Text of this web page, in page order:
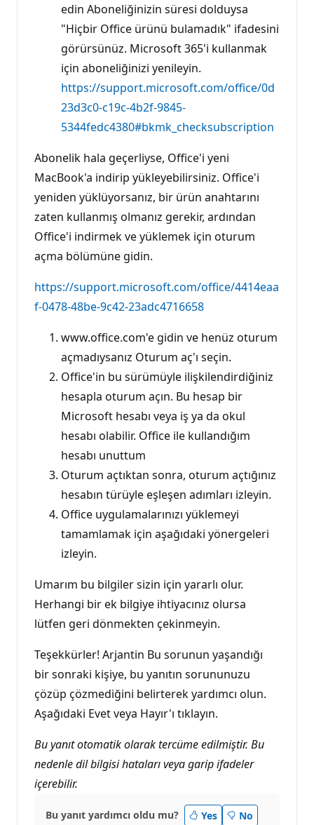
edin Aboneliğinizin süresi dolduysa
"Hiçbir Office ürünü bulamadık" ifadesini
görürsünüz. Microsoft 365'i kullanmak
için aboneliğinizi yenileyin.
https://support.microsoft.com/office/0d
23d3c0-c19c-4b2f-9845-
5344fedc4380#bkmk_checksubscription
Abonelik hala geçerliyse, Office'i yeni
MacBook'a indirip yükleyebilirsiniz. Office'i
yeniden yüklüyorsanız, bir ürün anahtarını
zaten kullanmış olmanız gerekir, ardından
Office'i indirmek ve yüklemek için oturum
açma bölümüne gidin.
https://support.microsoft.com/office/4414eaa
f-0478-48be-9c42-23adc4716658
www.office.com'e gidin ve henüz oturum
açmadıysanız Oturum aç'ı seçin.
Office'in bu sürümüyle ilişkilendirdiğiniz
hesapla oturum açın. Bu hesap bir
Microsoft hesabı veya iş ya da okul
hesabı olabilir. Office ile kullandığım
hesabı unuttum
Oturum açtıktan sonra, oturum açtığınız
hesabın türüyle eşleşen adımları izleyin.
Office uygulamalarınızı yüklemeyi
tamamlamak için aşağıdaki yönergeleri
izleyin.
Umarım bu bilgiler sizin için yararlı olur.
Herhangi bir ek bilgiye ihtiyacınız olursa
lütfen geri dönmekten çekinmeyin.
Teşekkürler! Arjantin Bu sorunun yaşandığı
bir sonraki kişiye, bu yanıtın sorununuzu
çözüp çözmediğini belirterek yardımcı olun.
Aşağıdaki Evet veya Hayır'ı tıklayın.
Bu yanıt otomatik olarak tercüme edilmiştir. Bu
nedenle dil bilgisi hataları veya garip ifadeler
içerebilir.
Bu yanıt yardımcı oldu mu? Yes No